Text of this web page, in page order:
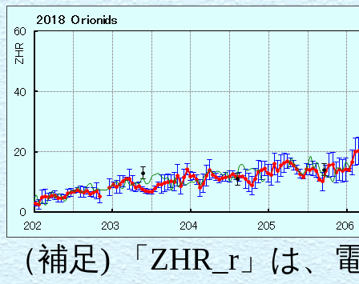
（補足) 「ZHR_r」は、